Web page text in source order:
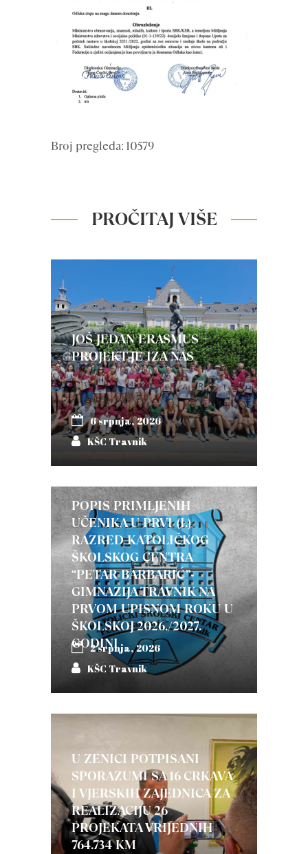
Broj pregleda: 10579
PROČITAJ VIŠE
JOŠ JEDAN ERASMUS +
PROJEKT JE IZA NAS
6 srpnja, 2026
KŠC Travnik
POPIS PRIMLJENIH
UČENIKA U PRVI (I.)
RAZRED KATOLIČKOG
ŠKOLSKOG CENTRA
“PETAR BARBARIĆ”-
GIMNAZIJA TRAVNIK NA
PRVOM UPISNOM ROKU U
ŠKOLSKOJ 2026./2027.
GODINI
2 srpnja, 2026
KŠC Travnik
U ZENICI POTPISANI
SPORAZUMI SA 16 CRKAVA
I VJERSKIH ZAJEDNICA ZA
REALIZACIJU 26
PROJEKATA VRIJEDNIH
764.734 KM